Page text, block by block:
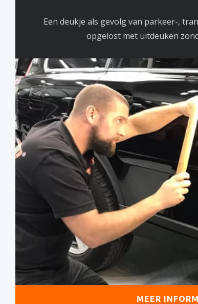
Een deukje als gevolg van parkeer-,
opgelost met uitdeuken
MEER